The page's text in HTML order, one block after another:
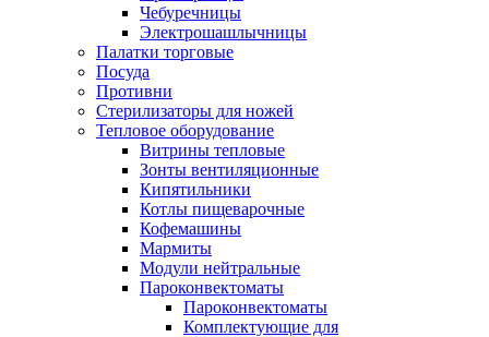
Чебуречницы
Электрошашлычницы
Палатки торговые
Посуда
Противни
Стерилизаторы для ножей
Тепловое оборудование
Витрины тепловые
Зонты вентиляционные
Кипятильники
Котлы пищеварочные
Кофемашины
Мармиты
Модули нейтральные
Пароконвектоматы
Пароконвектоматы
Комплектующие для